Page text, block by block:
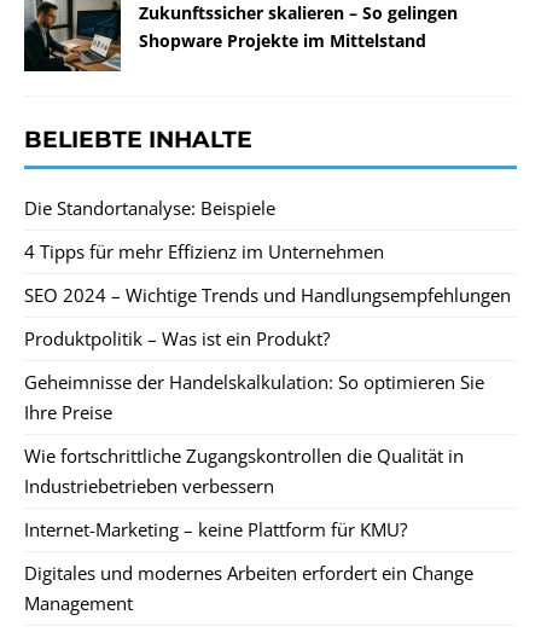
Zukunftssicher skalieren – So gelingen
Shopware Projekte im Mittelstand
BELIEBTE INHALTE
Die Standortanalyse: Beispiele
4 Tipps für mehr Effizienz im Unternehmen
SEO 2024 – Wichtige Trends und Handlungsempfehlungen
Produktpolitik – Was ist ein Produkt?
Geheimnisse der Handelskalkulation: So optimieren Sie
Ihre Preise
Wie fortschrittliche Zugangskontrollen die Qualität in
Industriebetrieben verbessern
Internet-Marketing – keine Plattform für KMU?
Digitales und modernes Arbeiten erfordert ein Change
Management